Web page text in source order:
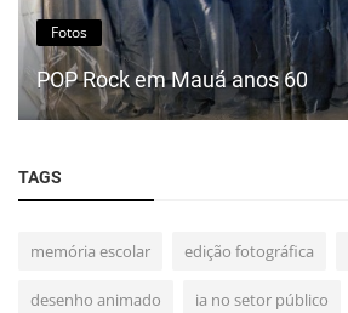
Fotos
POP Rock em Mauá anos 60
TAGS
memória escolar edição fotográfica
desenho animado ia no setor público